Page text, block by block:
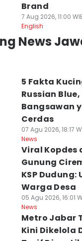
Brand
7 Aug 2026, 11:00
English
News
5 Fakta
Russian Blue,
Bangsawan
Cerdas
07 Agu 2026, 18:17
News
Viral Kopdes
Gunung
KSP Dudung:
Warga Desa
05 Agu 2026, 16:01
News
Metro Jabar
Kini Dikelola